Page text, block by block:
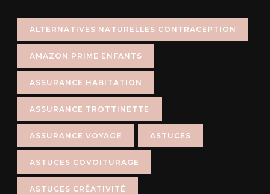
ALTERNATIVES NATURELLES CONTRACEPTION
AMAZON PRIME ENFANTS
ASSURANCE HABITATION
ASSURANCE TROTTINETTE
ASSURANCE VOYAGE ASTUCES
ASTUCES COVOITURAGE
ASTUCES CRÉATIVITÉ